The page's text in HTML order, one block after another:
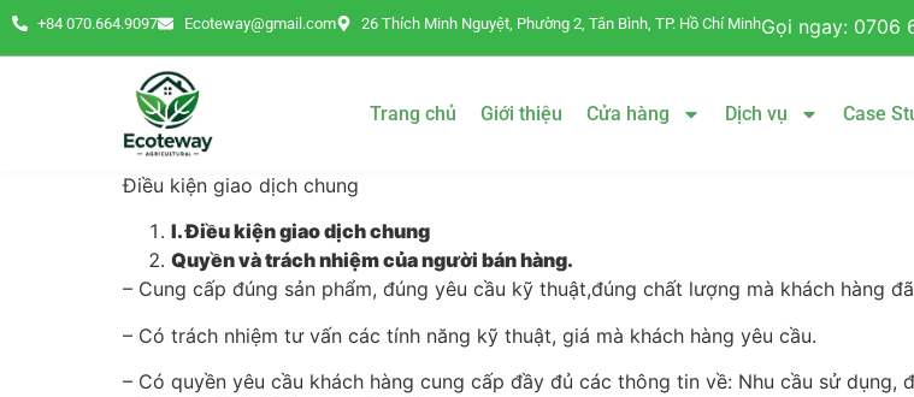
+84 070.664.9097 Ecoteway@gmail.com 26 Thích Minh Nguyệt, Phường 2, Tân Bình, TP. Hồ Chí MinhGọi ngay: 0706
Trang chủ Giới thiệu Cửa hàng Dịch vụ Case
Điều kiện giao dịch chung
I. Điều kiện giao dịch chung
Quyền và trách nhiệm của người bán hàng.
– Cung cấp đúng sản phẩm, đúng yêu cầu kỹ thuật,đúng chất lượng mà khách hàng
– Có trách nhiệm tư vấn các tính năng kỹ thuật, giá mà khách hàng yêu cầu.
– Có quyền yêu cầu khách hàng cung cấp đầy đủ các thông tin về: Nhu cầu sử